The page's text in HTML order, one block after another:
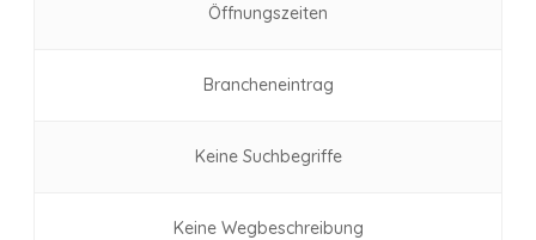
Öffnungszeiten
Brancheneintrag
Keine Suchbegriffe
Keine Wegbeschreibung